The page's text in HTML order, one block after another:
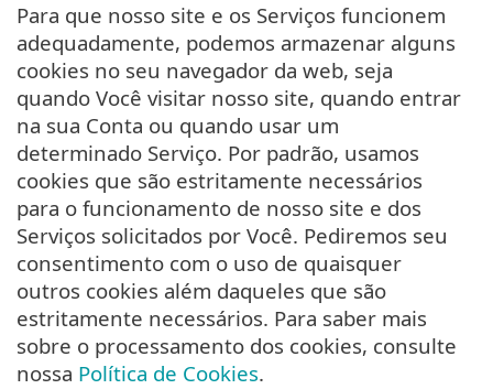
Para que nosso site e os Serviços funcionem
adequadamente, podemos armazenar alguns
cookies no seu navegador da web, seja
quando Você visitar nosso site, quando entrar
na sua Conta ou quando usar um
determinado Serviço. Por padrão, usamos
cookies que são estritamente necessários
para o funcionamento de nosso site e dos
Serviços solicitados por Você. Pediremos seu
consentimento com o uso de quaisquer
outros cookies além daqueles que são
estritamente necessários. Para saber mais
sobre o processamento dos cookies, consulte
nossa Política de Cookies.